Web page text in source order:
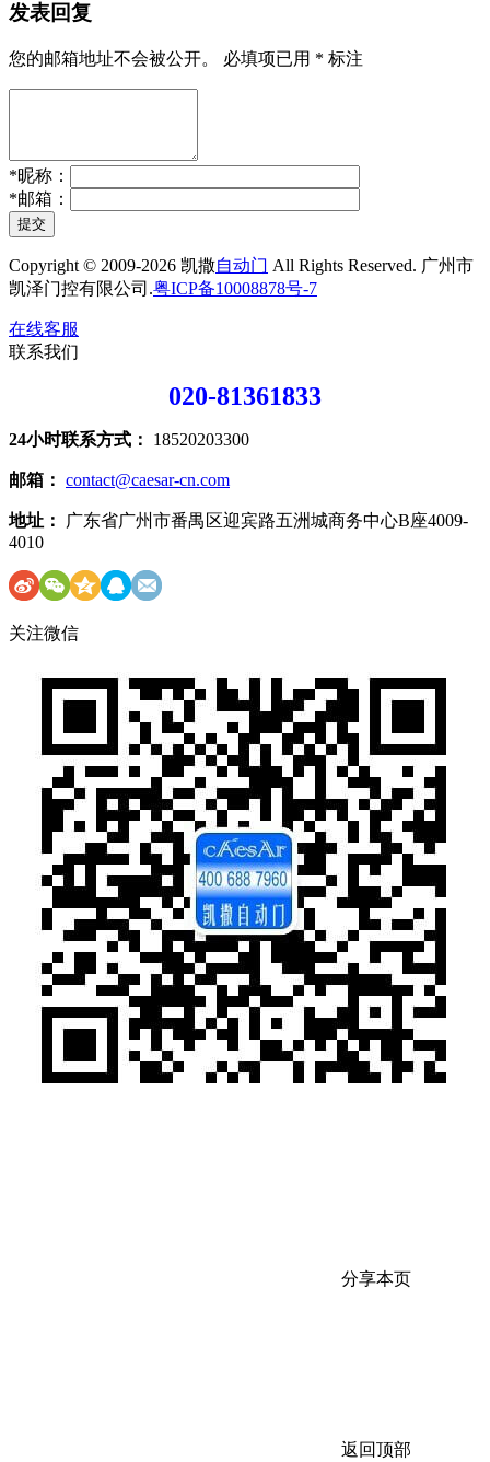
发表回复
您的邮箱地址不会被公开。 必填项已用 * 标注
*昵称：
*邮箱：
提交
Copyright © 2009-2026 凯撒自动门 All Rights Reserved. 广州市
凯泽门控有限公司.粤ICP备10008878号-7
在线客服
联系我们
020-81361833
24小时联系方式： 18520203300
邮箱： contact@caesar-cn.com
地址：
广东省广州市番禺区迎宾路五洲城商务中心B座4009-
4010
关注微信
分享本页
返回顶部